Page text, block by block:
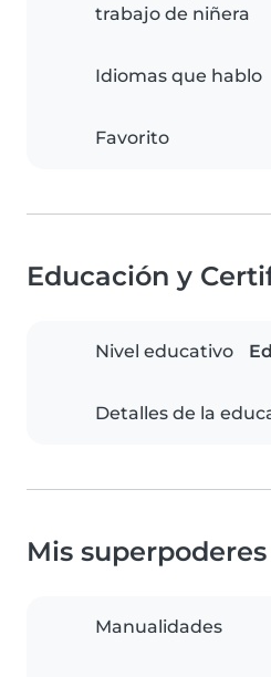
trabajo de niñera
Idiomas que hablo
Favorito
Educación y
Nivel educativo
Detalles de la
Mis
Manualidades